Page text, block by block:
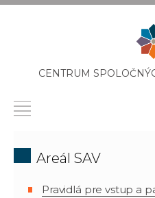
CENTRUM
Areál SAV
Pravidlá pre vstup a